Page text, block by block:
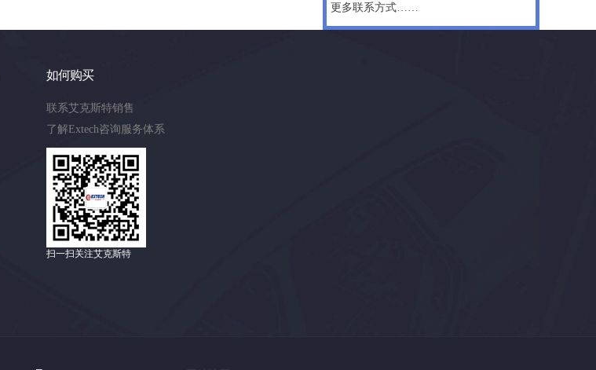
更多联系方式……
如何购买
联系艾克斯特销售
了解Extech咨询服务体系
扫一扫关注艾克斯特